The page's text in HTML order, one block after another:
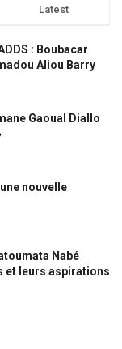
Latest
: Boubacar
Aliou Barry
Gaoual Diallo
nouvelle
Nabé
et leurs aspirations